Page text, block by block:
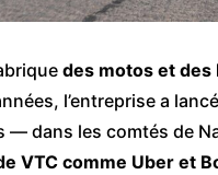
des motos et des
l’entreprise a
— dans les comtés de
VTC comme Uber et